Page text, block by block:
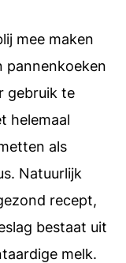
mee maken
pannenkoeken
gebruik te
helemaal
als
Natuurlijk
recept,
bestaat uit
melk.